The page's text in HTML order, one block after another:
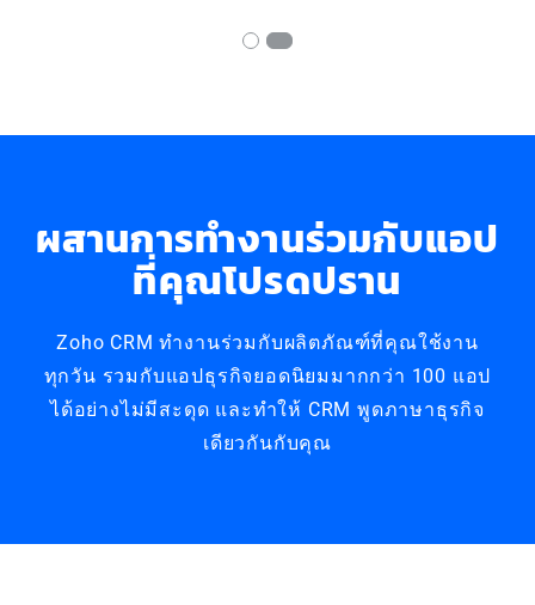
ผสานการทำงานร่วมกับแอป
ที่คุณโปรดปราน
Zoho CRM ทำงานร่วมกับผลิตภัณฑ์ที่คุณใช้งาน
ทุกวัน รวมกับแอปธุรกิจยอดนิยมมากกว่า 100 แอป
ได้อย่างไม่มีสะดุด และทำให้ CRM พูดภาษาธุรกิจ
เดียวกันกับคุณ